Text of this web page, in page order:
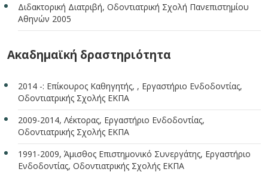
Διδακτορική Διατριβή, Οδοντιατρική Σχολή Πανεπιστημίου
Αθηνών 2005
Ακαδημαϊκή δραστηριότητα
2014 -: Επίκουρος Καθηγητής, , Εργαστήριο Ενδοδοντίας,
Οδοντιατρικής Σχολής ΕΚΠΑ
2009-2014, Λέκτορας, Εργαστήριο Ενδοδοντίας,
Οδοντιατρικής Σχολής ΕΚΠΑ
1991-2009, Άμισθος Επιστημονικό Συνεργάτης, Εργαστήριο
Ενδοδοντίας, Οδοντιατρικής Σχολής ΕΚΠΑ